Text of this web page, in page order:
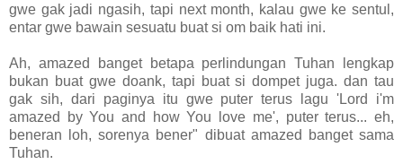
gwe gak jadi ngasih, tapi next month, kalau gwe ke sentul,
entar gwe bawain sesuatu buat si om baik hati ini.
Ah, amazed banget betapa perlindungan Tuhan lengkap
bukan buat gwe doank, tapi buat si dompet juga. dan tau
gak sih, dari paginya itu gwe puter terus lagu 'Lord i'm
amazed by You and how You love me', puter terus... eh,
beneran loh, sorenya bener" dibuat amazed banget sama
Tuhan.